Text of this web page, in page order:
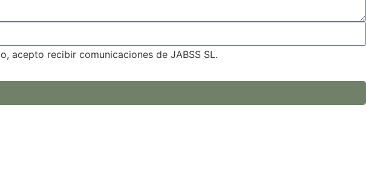
acepto recibir comunicaciones de JABSS SL.